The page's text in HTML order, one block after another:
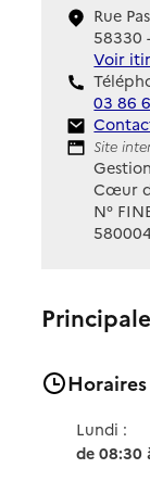
Rue
58330
Voir
03 86
Site
Site
Cœur
N°
Horaires
Lundi :
de 08:30